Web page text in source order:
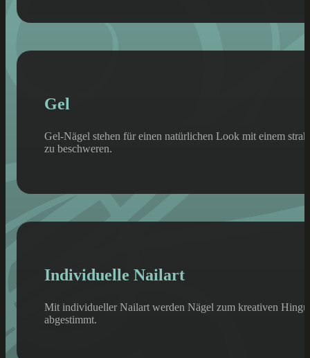
Gel
Gel-Nägel stehen für einen natürlichen Look mit einem
zu beschweren.
Individuelle Nailart
Mit individueller Nailart werden Nägel zum kreativen
abgestimmt.